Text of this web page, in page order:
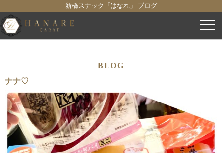
新橋スナック「はなれ」 ブログ
コ
ン
ツ
キ
ッ
プ
BLOG
ナナ♡